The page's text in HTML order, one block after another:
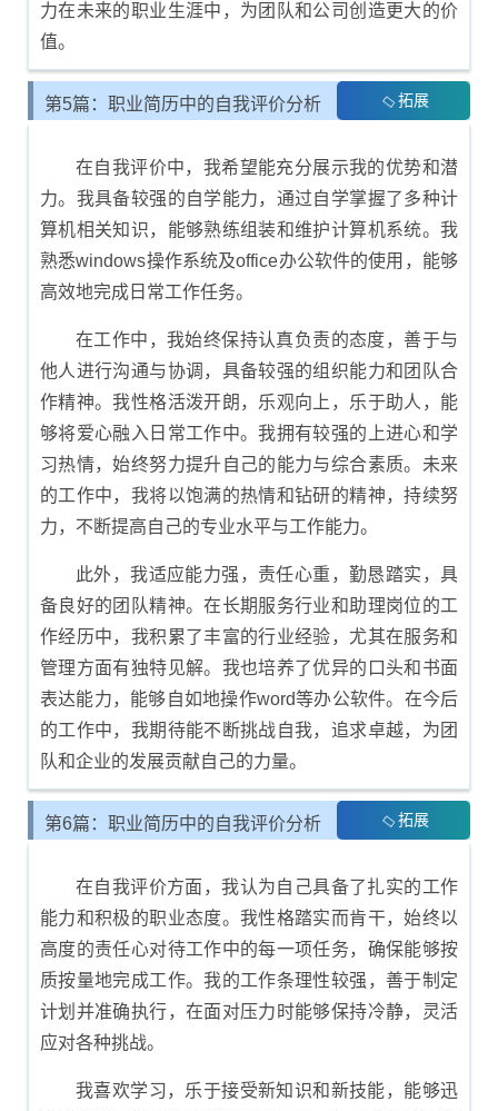
力在未来的职业生涯中，为团队和公司创造更大的价
值。
第5篇：职业简历中的自我评价分析 拓展
在自我评价中，我希望能充分展示我的优势和潜
力。我具备较强的自学能力，通过自学掌握了多种计
算机相关知识，能够熟练组装和维护计算机系统。我
熟悉windows操作系统及office办公软件的使用，能够
高效地完成日常工作任务。
在工作中，我始终保持认真负责的态度，善于与
他人进行沟通与协调，具备较强的组织能力和团队合
作精神。我性格活泼开朗，乐观向上，乐于助人，能
够将爱心融入日常工作中。我拥有较强的上进心和学
习热情，始终努力提升自己的能力与综合素质。未来
的工作中，我将以饱满的热情和钻研的精神，持续努
力，不断提高自己的专业水平与工作能力。
此外，我适应能力强，责任心重，勤恳踏实，具
备良好的团队精神。在长期服务行业和助理岗位的工
作经历中，我积累了丰富的行业经验，尤其在服务和
管理方面有独特见解。我也培养了优异的口头和书面
表达能力，能够自如地操作word等办公软件。在今后
的工作中，我期待能不断挑战自我，追求卓越，为团
队和企业的发展贡献自己的力量。
第6篇：职业简历中的自我评价分析 拓展
在自我评价方面，我认为自己具备了扎实的工作
能力和积极的职业态度。我性格踏实而肯干，始终以
高度的责任心对待工作中的每一项任务，确保能够按
质按量地完成工作。我的工作条理性较强，善于制定
计划并准确执行，在面对压力时能够保持冷静，灵活
应对各种挑战。
我喜欢学习，乐于接受新知识和新技能，能够迅